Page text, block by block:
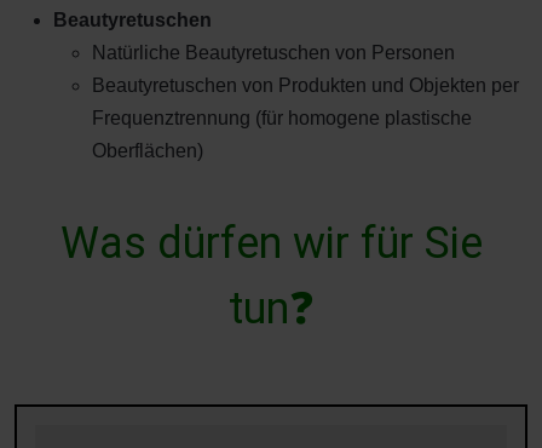
Beautyretuschen
Natürliche Beautyretuschen von Personen
Beautyretuschen von Produkten und Objekten per
Frequenztrennung (für homogene plastische
Oberflächen)
Was dürfen wir für Sie
tun❓